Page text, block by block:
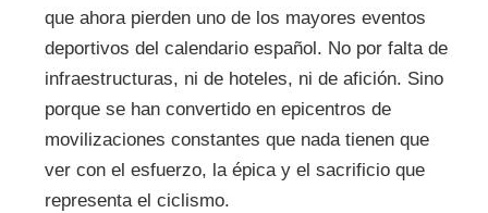
que ahora pierden uno de los mayores eventos
deportivos del calendario español. No por falta de
infraestructuras, ni de hoteles, ni de afición. Sino
porque se han convertido en epicentros de
movilizaciones constantes que nada tienen que
ver con el esfuerzo, la épica y el sacrificio que
representa el ciclismo.